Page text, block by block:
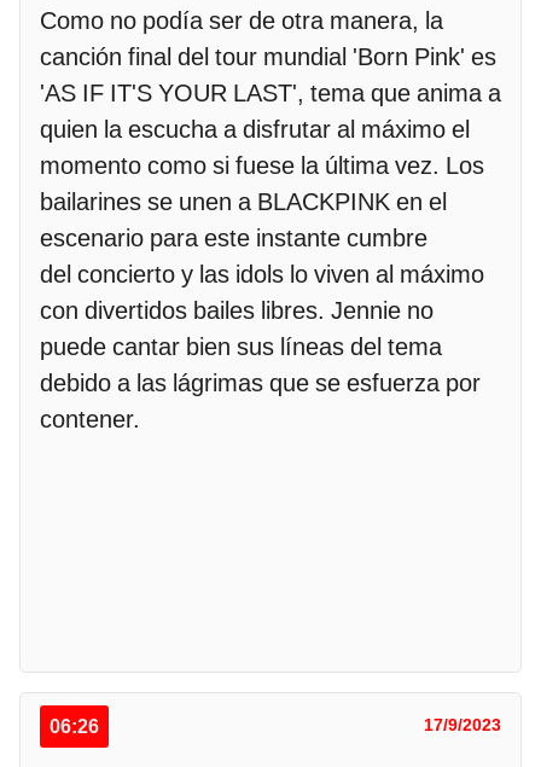
Como no podía ser de otra manera, la
canción final del tour mundial 'Born Pink' es
'AS IF IT'S YOUR LAST', tema que anima a
quien la escucha a disfrutar al máximo el
momento como si fuese la última vez. Los
bailarines se unen a BLACKPINK en el
escenario para este instante cumbre
del concierto y las idols lo viven al máximo
con divertidos bailes libres. Jennie no
puede cantar bien sus líneas del tema
debido a las lágrimas que se esfuerza por
contener.
06:26 17/9/2023